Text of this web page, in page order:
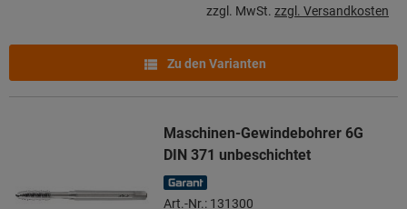
zzgl. MwSt. zzgl. Versandkosten
Zu den Varianten
Maschinen-Gewindebohrer 6G
DIN 371 unbeschichtet
Art.-Nr.: 131300